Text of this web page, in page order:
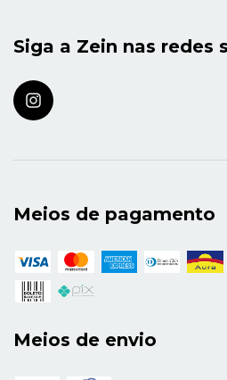
Siga a Zein nas redes
Meios de pagamento
Meios de envio